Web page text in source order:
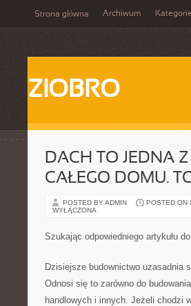
Strona główna Archiwum Kategorie
ZIOBRO
DACH TO JEDNA
CAŁEGO DOMU.
POSTED BY ADMIN POSTED ON
WYŁĄCZONA
Szukając odpowiedniego artykułu
Dzisiejsze budownictwo uzasadnia
Odnosi się to zarówno do
handlowych i innych. Jeżeli chodzi